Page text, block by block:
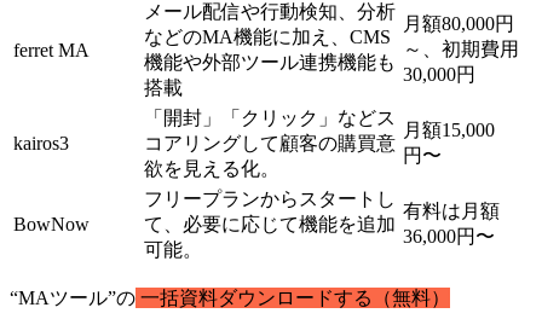
ferret MA
メール配信や行動検知、分析
などのMA機能に加え、CMS
機能や外部ツール連携機能も
搭載
月額80,000円
～、初期費用
30,000円
kairos3
「開封」「クリック」などス
コアリングして顧客の購買意
欲を見える化。
月額15,000
円〜
BowNow
フリープランからスタートし
て、必要に応じて機能を追加
可能。
有料は月額
36,000円〜
“MAツール”の 一括資料ダウンロードする（無料）